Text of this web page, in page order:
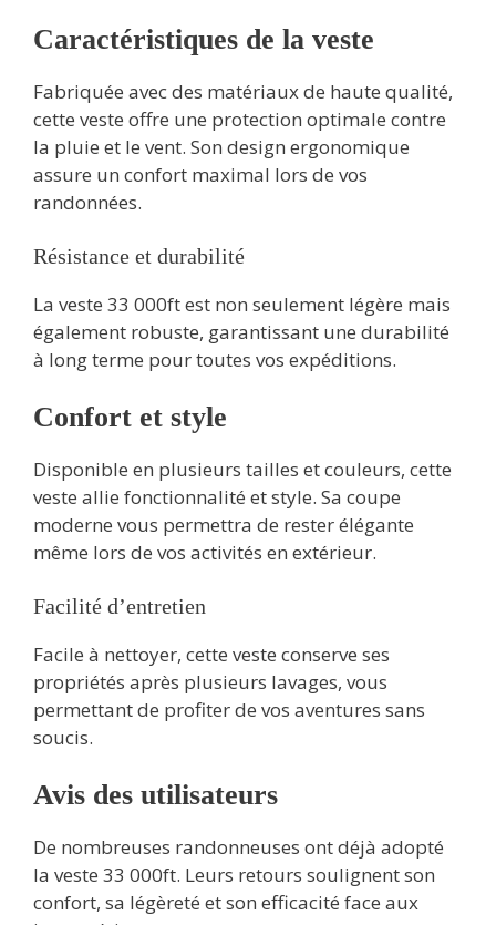
Caractéristiques de la veste
Fabriquée avec des matériaux de haute qualité,
cette veste offre une protection optimale contre
la pluie et le vent. Son design ergonomique
assure un confort maximal lors de vos
randonnées.
Résistance et durabilité
La veste 33 000ft est non seulement légère mais
également robuste, garantissant une durabilité
à long terme pour toutes vos expéditions.
Confort et style
Disponible en plusieurs tailles et couleurs, cette
veste allie fonctionnalité et style. Sa coupe
moderne vous permettra de rester élégante
même lors de vos activités en extérieur.
Facilité d’entretien
Facile à nettoyer, cette veste conserve ses
propriétés après plusieurs lavages, vous
permettant de profiter de vos aventures sans
soucis.
Avis des utilisateurs
De nombreuses randonneuses ont déjà adopté
la veste 33 000ft. Leurs retours soulignent son
confort, sa légèreté et son efficacité face aux